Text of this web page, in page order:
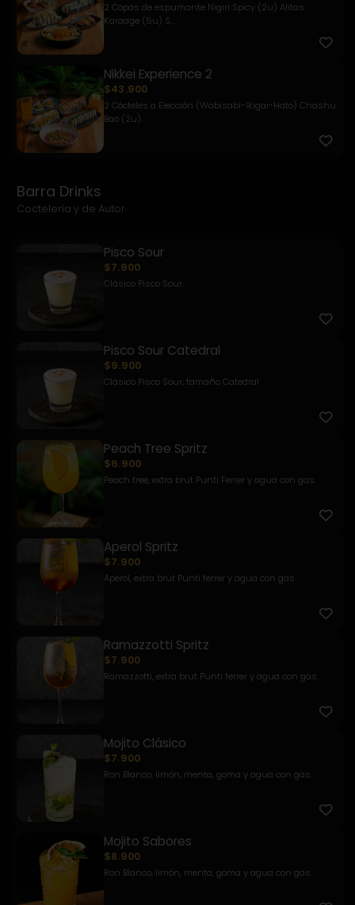
2 Copas de espumante Nigiri Spicy (2u) Alitas
Karaage (5u) S...
Nikkei Experience 2
$43.900
2 Cócteles a Elección (Wabisabi-Ikigai-Hato) Chashu
Bao (2u)...
Barra Drinks
Coctelería y de Autor
Pisco Sour
$7.900
Clásico Pisco Sour.
Pisco Sour Catedral
$9.900
Clásico Pisco Sour, tamaño Catedral
Peach Tree Spritz
$6.900
Peach tree, extra brut Punti Ferrer y agua con gas.
Aperol Spritz
$7.900
Aperol, extra brut Punti ferrer y agua con gas
Ramazzotti Spritz
$7.900
Ramazzotti, extra brut Punti ferrer y agua con gas.
Mojito Clásico
$7.900
Ron Blanco, limón, menta, goma y agua con gas.
Mojito Sabores
$8.900
Ron Blanco, limón, menta, goma y agua con gas.